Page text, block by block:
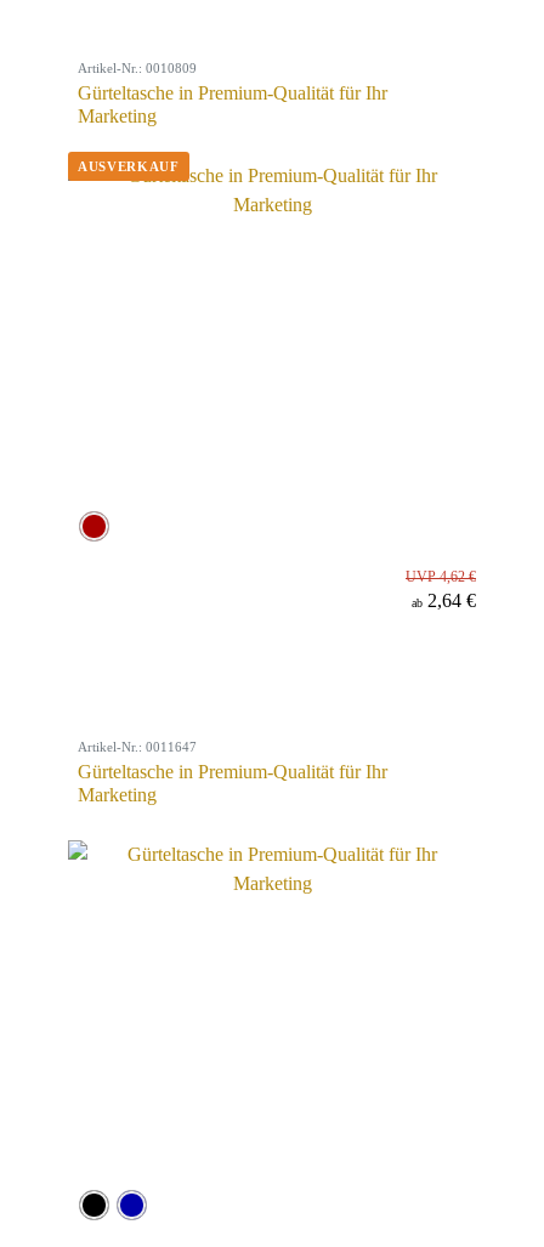
Artikel-Nr.: 0010809
Gürteltasche in Premium-Qualität für Ihr
Marketing
UVP 4,62 €
ab 2,64 €
Artikel-Nr.: 0011647
Gürteltasche in Premium-Qualität für Ihr
Marketing